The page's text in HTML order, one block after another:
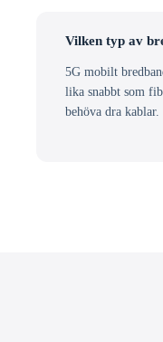
Vilken typ av
5G mobilt
lika snabbt som
behöva dra kablar.